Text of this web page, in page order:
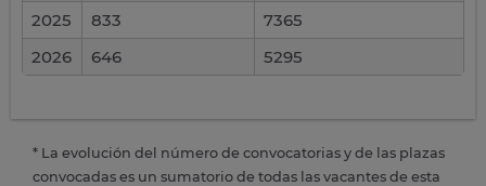
2025
833
7365
2026
646 5295
* La evolución del número de convocatorias y de las plazas
convocadas es un sumatorio de todas las vacantes de esta